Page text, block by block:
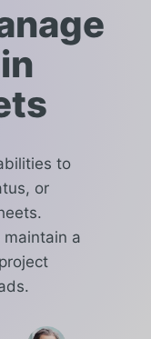
to
or
a